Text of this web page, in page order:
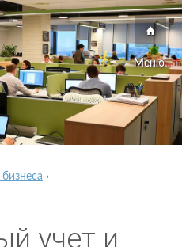
Меню
›
учет и